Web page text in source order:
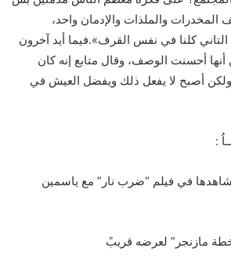
والملذات والإدمان واحد،
كلنا في نفس القرف».فيما أيد آخرون
أحسنت الوصف، وقال متابع إنه كان
أصبح لا يفعل ذلك ويفضل العيش في
:
في فيلم “ضرب نار” مع ياسمين
مازنجر” لعرضه قريبً